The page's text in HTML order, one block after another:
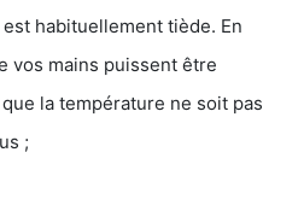
habituellement tiède. En
vos mains puissent être
la température ne soit pas
;